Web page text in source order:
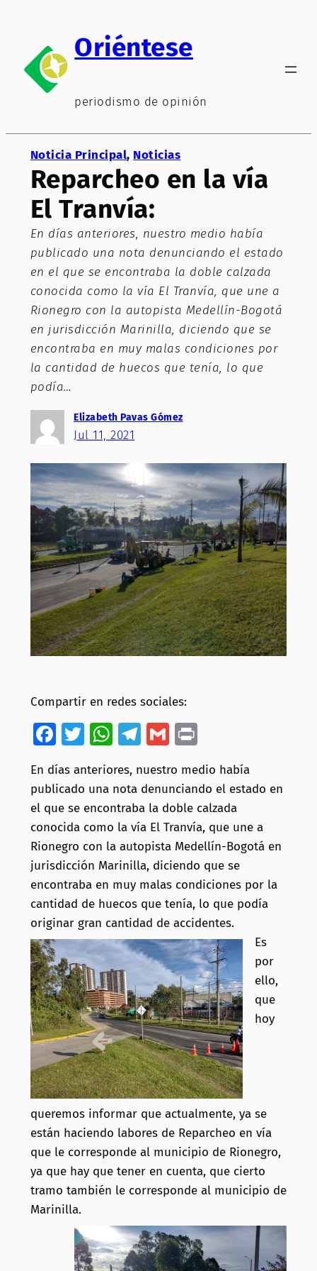
contenido
Oriéntese
periodismo de opinión
Noticia Principal, Noticias
Reparcheo en la vía
El Tranvía:
En días anteriores, nuestro medio había
publicado una nota denunciando el estado
en el que se encontraba la doble calzada
conocida como la vía El Tranvía, que une a
Rionegro con la autopista Medellín-Bogotá
en jurisdicción Marinilla, diciendo que se
encontraba en muy malas condiciones por
la cantidad de huecos que tenía, lo que
podía…
Elizabeth Pavas Gómez
Jul 11, 2021
Compartir en redes sociales:
Facebook
Twitter
WhatsApp
Telegram
GmailPrint
En días anteriores, nuestro medio había
publicado una nota denunciando el estado en
el que se encontraba la doble calzada
conocida como la vía El Tranvía, que une a
Rionegro con la autopista Medellín-Bogotá en
jurisdicción Marinilla, diciendo que se
encontraba en muy malas condiciones por la
cantidad de huecos que tenía, lo que podía
originar gran cantidad de accidentes.
Es
por
ello,
que
hoy
queremos informar que actualmente, ya se
están haciendo labores de Reparcheo en vía
que le corresponde al municipio de Rionegro,
ya que hay que tener en cuenta, que cierto
tramo también le corresponde al municipio de
Marinilla.